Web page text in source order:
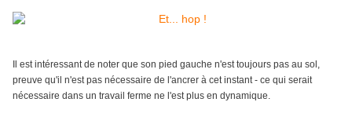
Il est intéressant de noter que son pied gauche n'est toujours pas au sol,
preuve qu'il n'est pas nécessaire de l'ancrer à cet instant - ce qui serait
nécessaire dans un travail ferme ne l'est plus en dynamique.